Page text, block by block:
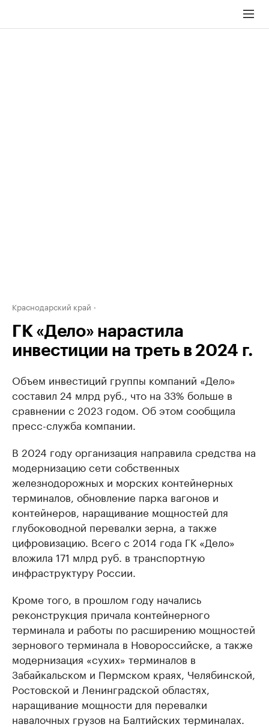
Краснодарский край
ГК «Дело» нарастила
инвестиции на треть в 2024 г.
Объем инвестиций группы компаний «Дело»
составил 24 млрд руб., что на 33% больше в
сравнении с 2023 годом. Об этом сообщила
пресс-служба компании.
В 2024 году организация направила средства на
модернизацию сети собственных
железнодорожных и морских контейнерных
терминалов, обновление парка вагонов и
контейнеров, наращивание мощностей для
глубоководной перевалки зерна, а также
цифровизацию. Всего с 2014 года ГК «Дело»
вложила 171 млрд руб. в транспортную
инфраструктуру России.
Кроме того, в прошлом году начались
реконструкция причала контейнерного
терминала и работы по расширению мощностей
зернового терминала в Новороссийске, а также
модернизация «сухих» терминалов в
Забайкальском и Пермском краях, Челябинской,
Ростовской и Ленинградской областях,
наращивание мощности для перевалки
навалочных грузов на Балтийских терминалах.